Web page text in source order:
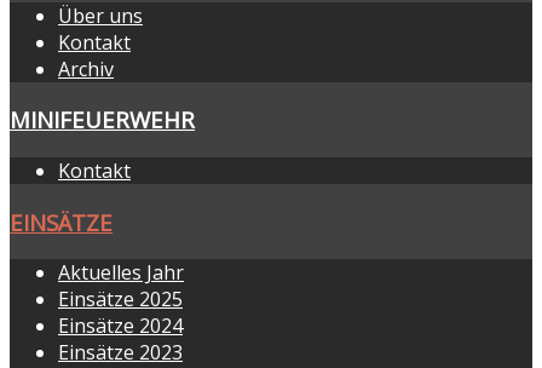
Über uns
Kontakt
Archiv
MINIFEUERWEHR
Kontakt
EINSÄTZE
Aktuelles Jahr
Einsätze 2025
Einsätze 2024
Einsätze 2023